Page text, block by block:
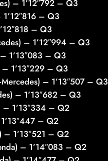
– 1’12″792 – Q3
– Q3
– Q3
– 1’12″994 – Q3
1’13″083 – Q3
1’13″229 – Q3
– 1’13″507 – Q3
– 1’13″682 – Q3
– 1’13″334 – Q2
– Q2
– 1’13″521 – Q2
– 1’14″083 – Q2